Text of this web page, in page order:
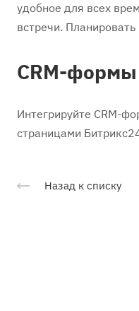
удобное для всех
встречи.
CRM-формы
Интегрируйте CRM-
страницами
Назад к списку